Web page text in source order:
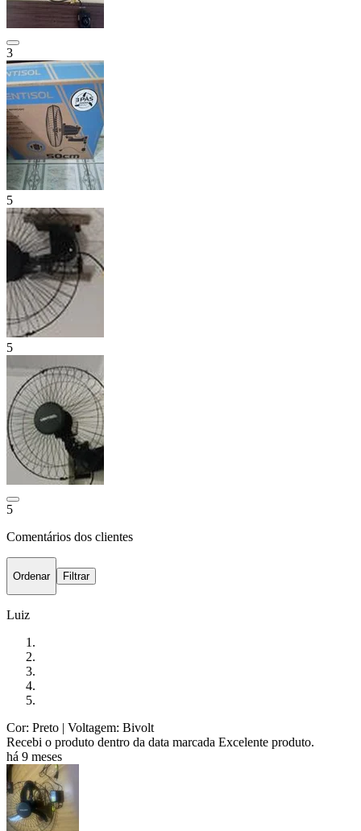
3
5
5
5
Comentários dos clientes
Ordenar Filtrar
Luiz
Cor: Preto | Voltagem: Bivolt
Recebi o produto dentro da data marcada Excelente produto.
há 9 meses